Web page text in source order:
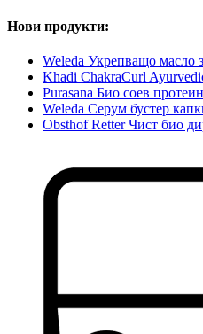
Нови продукти:
Weleda Укрепващо масло
Khadi ChakraCurl
Purasana Био соев
Weleda Серум бустер
Obsthof Retter Чист био